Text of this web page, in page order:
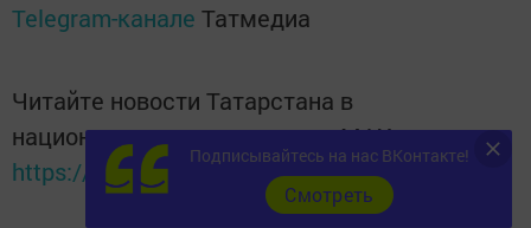
Telegram-канале Татмедиа
Читайте новости Татарстана в
национальном мессенджере MАХ:
https://max.ru/tatmedia
Подписывайтесь на нас ВКонтакте!
Cмотреть